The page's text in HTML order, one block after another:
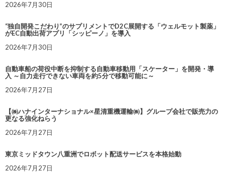
2026年7月30日
“独自開発こだわり”のサプリメントでD2C展開する「ウェルモット製薬」
がEC自動出荷アプリ「シッピーノ」を導入
2026年7月30日
自動車船の荷役中断を抑制する自動車移動用「スケーター」を開発・導
入 ～自力走行できない車両を約5分で移動可能に～
2026年7月27日
【㈱ハナインターナショナル×星清重機運輸㈱】グループ会社で販売力の
更なる強化ねらう
2026年7月27日
東京ミッドタウン八重洲でロボット配送サービスを本格始動
2026年7月27日